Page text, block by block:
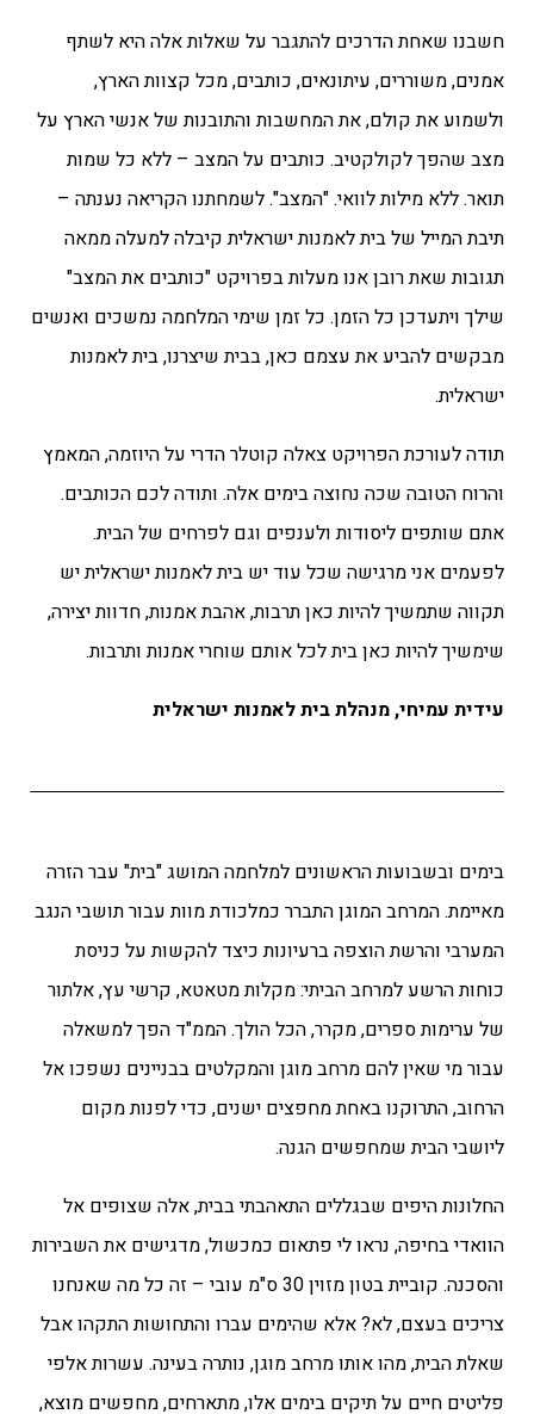
חשבנו שאחת הדרכים להתגבר על שאלות אלה היא לשתף
אמנים, משוררים, עיתונאים, כותבים, מכל קצוות הארץ,
ולשמוע את קולם, את המחשבות והתובנות של אנשי הארץ על
מצב שהפך לקולקטיב. כותבים על המצב – ללא כל שמות
תואר. ללא מילות לוואי. "המצב". לשמחתנו הקריאה נענתה –
תיבת המייל של בית לאמנות ישראלית קיבלה למעלה ממאה
תגובות שאת רובן אנו מעלות בפרויקט "כותבים את המצב"
שילך ויתעדכן כל הזמן. כל זמן שימי המלחמה נמשכים ואנשים
מבקשים להביע את עצמם כאן, בבית שיצרנו, בית לאמנות
ישראלית.
תודה לעורכת הפרויקט צאלה קוטלר הדרי על היוזמה, המאמץ
והרוח הטובה שכה נחוצה בימים אלה. ותודה לכם הכותבים.
אתם שותפים ליסודות ולענפים וגם לפרחים של הבית.
לפעמים אני מרגישה שכל עוד יש בית לאמנות ישראלית יש
תקווה שתמשיך להיות כאן תרבות, אהבת אמנות, חדוות יצירה,
שימשיך להיות כאן בית לכל אותם שוחרי אמנות ותרבות.
עידית עמיחי, מנהלת בית לאמנות ישראלית
בימים ובשבועות הראשונים למלחמה המושג "בית" עבר הזרה
מאיימת. המרחב המוגן התברר כמלכודת מוות עבור תושבי הנגב
המערבי והרשת הוצפה ברעיונות כיצד להקשות על כניסת
כוחות הרשע למרחב הביתי: מקלות מטאטא, קרשי עץ, אלתור
של ערימות ספרים, מקרר, הכל הולך. הממ"ד הפך למשאלה
עבור מי שאין להם מרחב מוגן והמקלטים בבניינים נשפכו אל
הרחוב, התרוקנו באחת מחפצים ישנים, כדי לפנות מקום
ליושבי הבית שמחפשים הגנה.
החלונות היפים שבגללים התאהבתי בבית, אלה שצופים אל
הוואדי בחיפה, נראו לי פתאום כמכשול, מדגישים את השבירות
והסכנה. קוביית בטון מזוין 30 ס"מ עובי – זה כל מה שאנחנו
צריכים בעצם, לא? אלא שהימים עברו והתחושות התקהו אבל
שאלת הבית, מהו אותו מרחב מוגן, נותרה בעינה. עשרות אלפי
פליטים חיים על תיקים בימים אלו, מתארחים, מחפשים מוצא,